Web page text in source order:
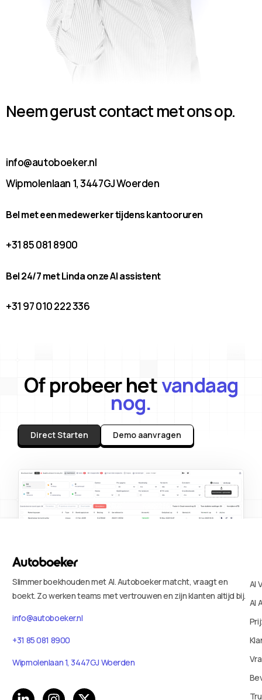
Neem gerust contact met ons op.
info@autoboeker.nl
Wipmolenlaan 1, 3447GJ Woerden
Bel met een medewerker tijdens kantooruren
+31 85 081 8900
Bel 24/7 met Linda onze AI assistent
+31 97 010 222 336
Of probeer hetvandaag
nog.
Direct Starten Demo aanvragen
Slimmer boekhouden met AI. Autoboeker matcht, vraagt en
boekt. Zo werken teams met vertrouwen en zijn klanten altijd bij.
info@autoboeker.nl
+31 85 081 8900
Wipmolenlaan 1, 3447GJ Woerden
AI
AI